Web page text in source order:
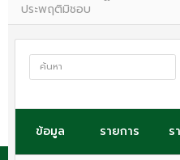
ประพฤติมิชอบ
ข้อมูล รายการ ร